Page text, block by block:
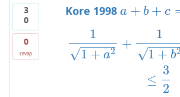
3
0
0
cevap
Kore 1998 a + b + c
a+b+c =a bc
1
1 + a2
− −
−−−
√
+
1
1 + b2
−−−−
√
≤
3
2
2 b2